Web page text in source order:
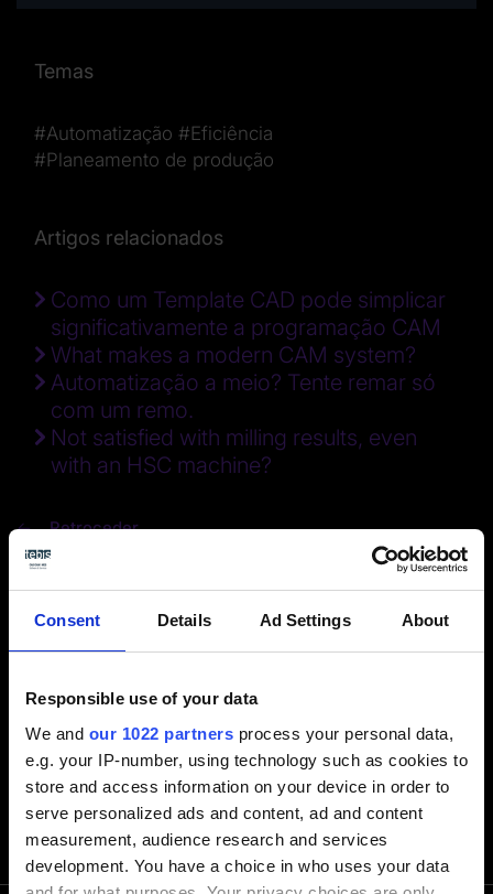
Consent Details Ad Settings About
Responsible use of your data
We and our 1022 partners process your personal data,
e.g. your IP-number, using technology such as cookies to
store and access information on your device in order to
serve personalized ads and content, ad and content
measurement, audience research and services
development. You have a choice in who uses your data
Temas
#Automatização #Eficiência
#Planeamento de produção
Artigos relacionados
Como um Template CAD pode simplicar
significativamente a programação CAM
What makes a modern CAM system?
Automatização a meio? Tente remar só
com um remo.
Not satisfied with milling results, even
with an HSC machine?
Retroceder